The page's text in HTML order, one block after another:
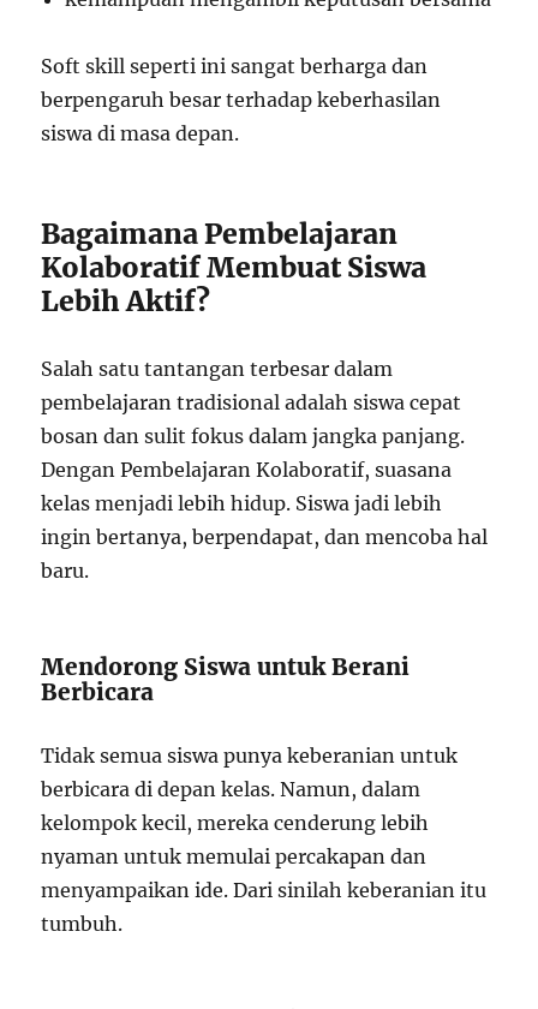
Soft skill seperti ini sangat berharga dan
berpengaruh besar terhadap keberhasilan
siswa di masa depan.
Bagaimana Pembelajaran
Kolaboratif Membuat Siswa
Lebih Aktif?
Salah satu tantangan terbesar dalam
pembelajaran tradisional adalah siswa cepat
bosan dan sulit fokus dalam jangka panjang.
Dengan Pembelajaran Kolaboratif, suasana
kelas menjadi lebih hidup. Siswa jadi lebih
ingin bertanya, berpendapat, dan mencoba hal
baru.
Mendorong Siswa untuk Berani
Berbicara
Tidak semua siswa punya keberanian untuk
berbicara di depan kelas. Namun, dalam
kelompok kecil, mereka cenderung lebih
nyaman untuk memulai percakapan dan
menyampaikan ide. Dari sinilah keberanian itu
tumbuh.